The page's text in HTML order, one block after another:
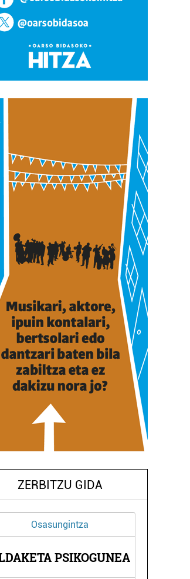
ZERBITZU GIDA
Osasungintza
PRANA MASAJEAK